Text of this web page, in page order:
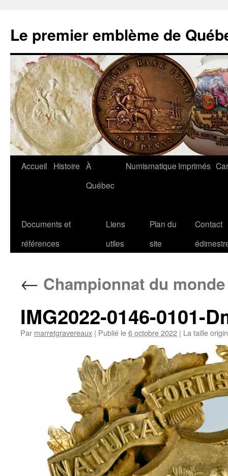
contenu
Le premier emblème de
Accueil Histoire À
Québec
Numismatique Imprimés
Documents et
références
Liens
utiles
Plan du
site
Contact
← Championnat du
IMG2022-0146-0101-
Par marretgravereaux | Publié le6 octobre 2022 | La taille